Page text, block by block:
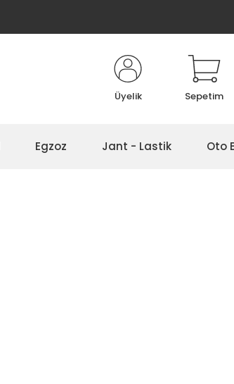
Üyelik Sepetim
Egzoz Jant - Lastik Oto